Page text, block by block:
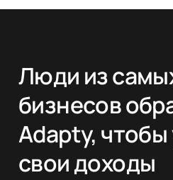
Люди из
бизнесов
Adapty,
свои доходы